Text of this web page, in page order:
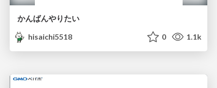
かんばんやりたい
hisaichi5518
0 1.1k